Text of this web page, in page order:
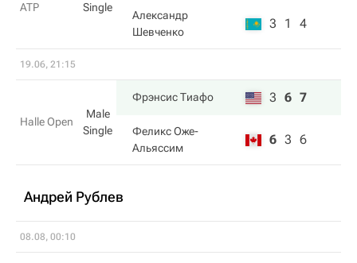
ATP
Single
Александр
Шевченко
3 1 4
19.06, 21:15
Halle Open
Male
Single
Фрэнсис Тиафо 3 6 7
Феликс Оже-
Альяссим
6 3 6
Андрей Рублев
08.08, 00:10